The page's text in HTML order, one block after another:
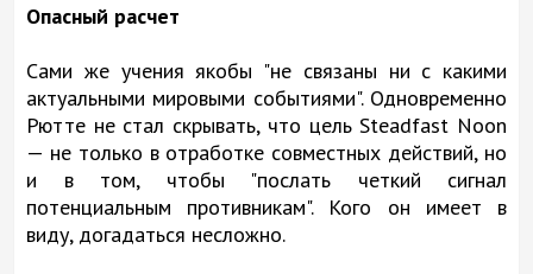
Опасный расчет
Сами же учения якобы "не связаны ни с какими
актуальными мировыми событиями". Одновременно
Рютте не стал скрывать, что цель Steadfast Noon
— не только в отработке совместных действий, но
и в том, чтобы "послать четкий сигнал
потенциальным противникам". Кого он имеет в
виду, догадаться несложно.